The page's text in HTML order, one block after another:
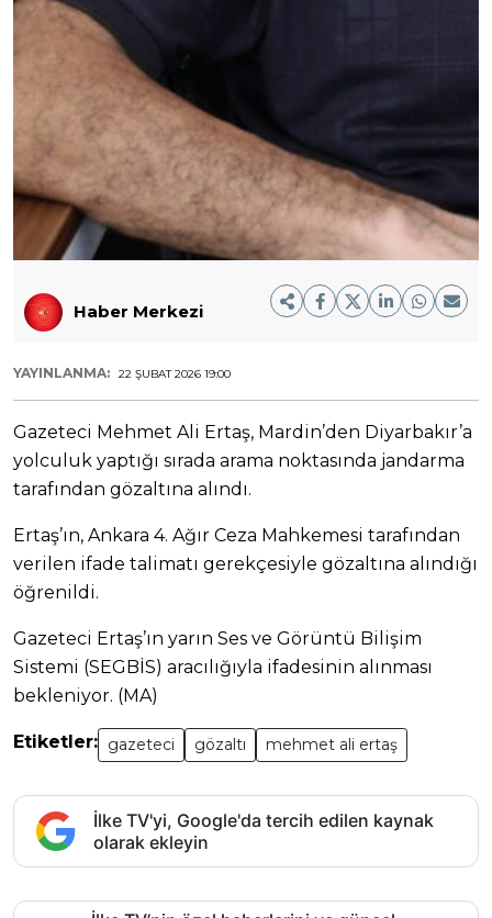
Haber Merkezi
YAYINLANMA: 22 ŞUBAT 2026 19:00
Gazeteci Mehmet Ali Ertaş, Mardin’den Diyarbakır’a
yolculuk yaptığı sırada arama noktasında jandarma
tarafından gözaltına alındı.
Ertaş’ın, Ankara 4. Ağır Ceza Mahkemesi tarafından
verilen ifade talimatı gerekçesiyle gözaltına alındığı
öğrenildi.
Gazeteci Ertaş’ın yarın Ses ve Görüntü Bilişim
Sistemi (SEGBİS) aracılığıyla ifadesinin alınması
bekleniyor. (MA)
Etiketler: gazeteci gözaltı mehmet ali ertaş
İlke TV'yi, Google'da tercih edilen kaynak
olarak ekleyin